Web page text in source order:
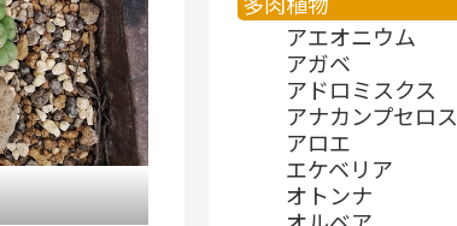
アエオニウム
アガベ
アドロミスクス
アナカンプセロス
アロエ
エケベリア
オトンナ